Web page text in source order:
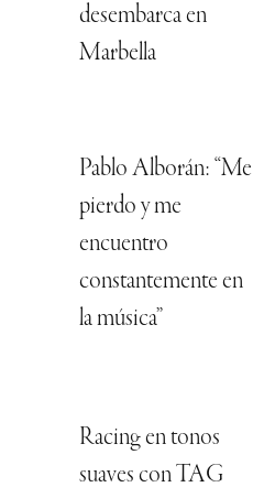
desembarca en
Marbella
Pablo Alborán: “Me
pierdo y me
encuentro
constantemente en
la música”
Racing en tonos
suaves con TAG